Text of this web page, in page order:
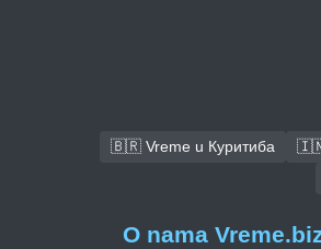
🇧🇷 Vreme u Куритиба 🇮🇳
O nama